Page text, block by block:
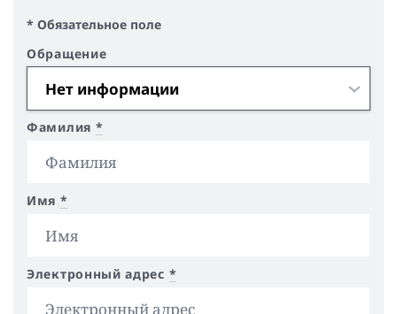
* Обязательное поле
Обращение
Фамилия *
Имя *
Электронный адрес *